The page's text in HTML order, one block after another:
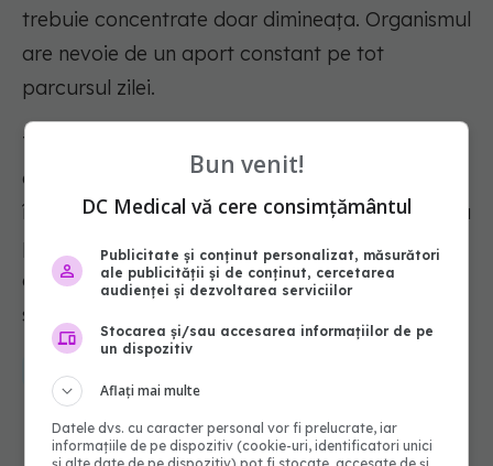
trebuie concentrate doar dimineața. Organismul
are nevoie de un aport constant pe tot
parcursul zilei.
Totuși, concluzia cercetătorilor este clară: micul
dejun poate fi cel mai bun moment pentru a
începe. Pentru mulți oameni, simpla schimbare a
primei mese a zilei ar putea influența nu doar
digestia, ci și nivelul de energie, greutatea și
sănătatea pe termen lung.
Bun venit!
DC Medical vă cere consimțământul
Publicitate și conținut personalizat, măsurători
ale publicității și de conținut, cercetarea
audienței și dezvoltarea serviciilor
Stocarea și/sau accesarea informațiilor de pe
un dispozitiv
Aflați mai multe
Datele dvs. cu caracter personal vor fi prelucrate, iar
informațiile de pe dispozitiv (cookie-uri, identificatori unici